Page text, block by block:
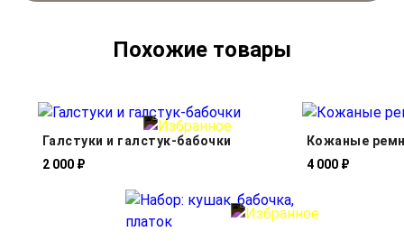
Похожие товары
Галстуки и галстук-бабочки
2 000 ₽
Кожаные
4 000 ₽